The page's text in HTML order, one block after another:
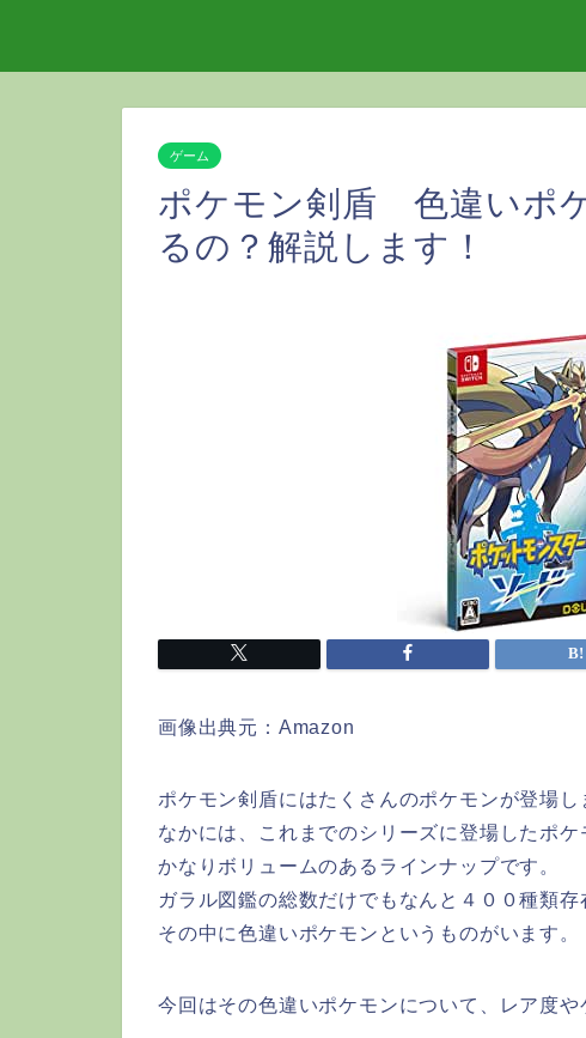
ゲーム
ポケモン剣盾 色違いポ
るの？解説します！
画像出典元：Amazon
ポケモン剣盾にはたくさんのポケモンが登場し
なかには、これまでのシリーズに登場したポケ
かなりボリュームのあるラインナップです。
ガラル図鑑の総数だけでもなんと４００種類存
その中に色違いポケモンというものがいます。
今回はその色違いポケモンについて、レア度や